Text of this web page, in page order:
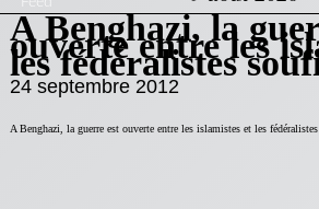
A Benghazi, la
ouverte entre les
les fédéralistes
24 septembre 2012
A Benghazi, la guerre est ouverte entre les islamistes et les